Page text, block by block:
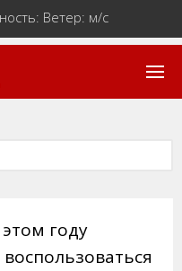
Ветер: м/с
году